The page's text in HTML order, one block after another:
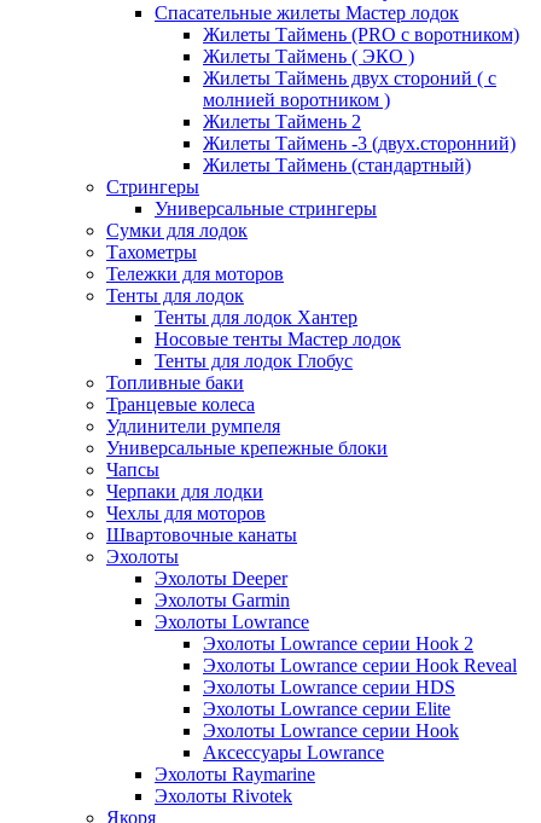
Спасательные жилеты Мастер лодок
Жилеты Таймень (PRO c воротником)
Жилеты Таймень ( ЭКО )
Жилеты Таймень двух стороний ( с
молнией воротником )
Жилеты Таймень 2
Жилеты Таймень -3 (двух.сторонний)
Жилеты Таймень (стандартный)
Стрингеры
Универсальные стрингеры
Сумки для лодок
Тахометры
Тележки для моторов
Тенты для лодок
Тенты для лодок Хантер
Носовые тенты Мастер лодок
Тенты для лодок Глобус
Топливные баки
Транцевые колеса
Удлинители румпеля
Универсальные крепежные блоки
Чапсы
Черпаки для лодки
Чехлы для моторов
Швартовочные канаты
Эхолоты
Эхолоты Deeper
Эхолоты Garmin
Эхолоты Lowrance
Эхолоты Lowrance серии Hook 2
Эхолоты Lowrance серии Hook Reveal
Эхолоты Lowrance серии HDS
Эхолоты Lowrance серии Elite
Эхолоты Lowrance серии Hook
Аксессуары Lowrance
Эхолоты Raymarine
Эхолоты Rivotek
Якоря